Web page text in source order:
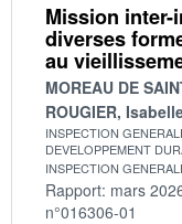
Mission
diverses
au
MOREAU DE
ROUGIER,
INSPECTION
DEVELOPPEMENT
INSPECTION
Rapport: mars
n°016306-01